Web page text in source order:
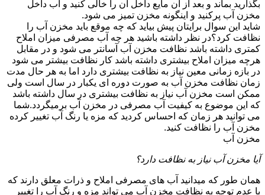
بگذارید بماند و بعد از آن مایع داخل آن را خالی کنید و آب داخل
مخزن آب پرکنید و اینگونه مخزن تمیز می شود.
شاید این سوال برایتان پیش بیاید که چه موقع باید مخزن آب را
نظافت کرد؟در نظر داشته باشید هر چه آب مصرفی میزان املاح
کمتری داشته باشد نظافت مخزن آب آسانتر می شود و در مقابل
هرچه میزان املاح بیشتری داشته باشد کار نظافت بیشتر می شود
در بازه زمانی معین نیاز به نظافت بیشتری دارد اما به هر حال مدت
زمان نظافت مخزن آب به صورت دوره ای یکبار در سال است ولی
ممکن است مخزن آب نیاز به نظافت بیشتری در سال داشته باشد
که این موضوع به کیفیت آب مصرفی در مخزن آب برمیگردد.شما
می توانید هر زمان که احساس کردید که مزه یا رنگ آب تغییر کرده
مخزن آب را نظافت کنید.
مخزن آب
آیا مخزن آب نیاز به نظافت دارد؟
همان طور که میدانید آب های مصرفی املاح و ذرات معلق دارند که
با عدم توجه به نظافت مخزن آب می تواند مزه و رنگ آب را تغییر